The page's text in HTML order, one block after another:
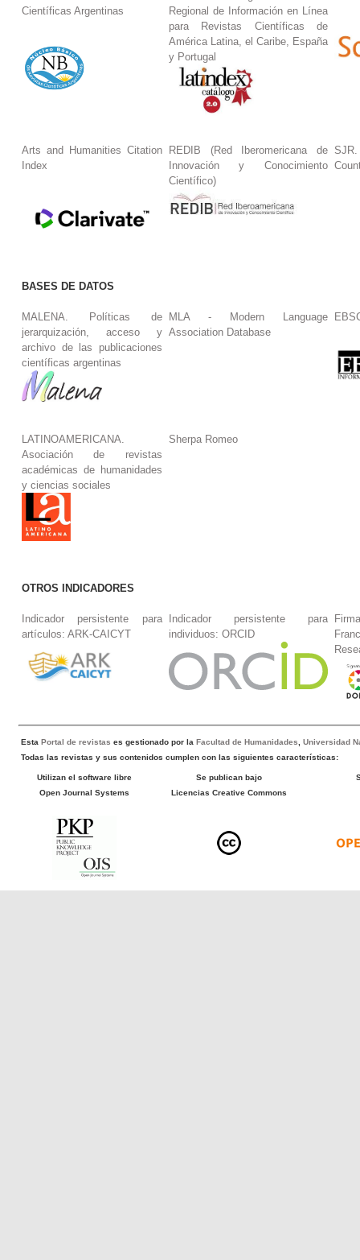
Científicas Argentinas
Regional de Información en Línea
para Revistas Científicas de
América Latina, el Caribe, España
y Portugal
Arts and Humanities Citation
Index
REDIB (Red Iberomericana de
Innovación y Conocimiento
Científico)
BASES DE DATOS
MALENA. Políticas de
jerarquización, acceso y
archivo de las publicaciones
científicas argentinas
MLA - Modern Language
Association Database
LATINOAMERICANA.
Asociación de revistas
académicas de humanidades
y ciencias sociales
Sherpa Romeo
OTROS INDICADORES
Indicador persistente para
artículos: ARK-CAICYT
Indicador persistente para
individuos: ORCID
EstaPortal de revistas es gestionado por laFacultad de Humanidades ,Universidad
Todas las revistas y sus contenidos cumplen con las siguientes características:
Utilizan el software libre
Open Journal Systems
Se publican bajo
Licencias Creative Commons